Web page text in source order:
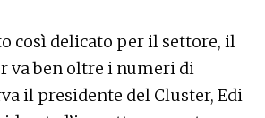
così delicato per il settore, il
va ben oltre i numeri di
il presidente del Cluster, Edi